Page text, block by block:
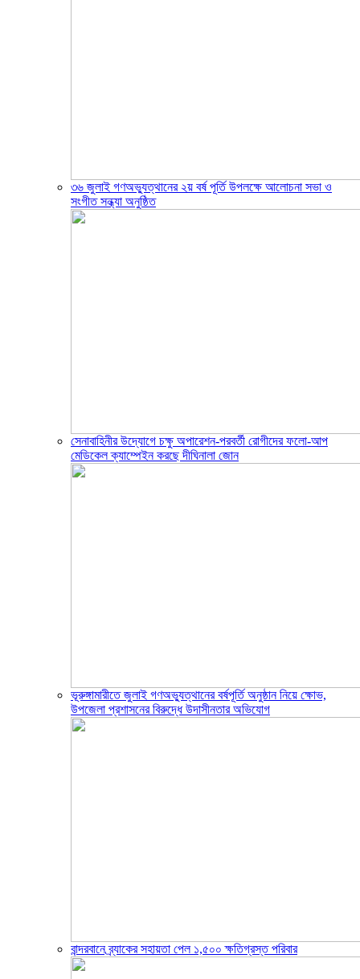
৩৬ জুলাই গণঅভ্যুত্থানের ২য় বর্ষ পূর্তি উপলক্ষে আলোচনা সভা ও
সংগীত সন্ধ্যা অনুষ্ঠিত
সেনাবাহিনীর উদ্যোগে চক্ষু অপারেশন-পরবর্তী রোগীদের ফলো-আপ
মেডিকেল ক্যাম্পেইন করছে দীঘিনালা জোন
ভূরুঙ্গামারীতে জুলাই গণঅভ্যুত্থানের বর্ষপূর্তি অনুষ্ঠান নিয়ে ক্ষোভ,
উপজেলা প্রশাসনের বিরুদ্ধে উদাসীনতার অভিযোগ
বান্দরবানে ব্র্যাকের সহায়তা পেল ১,৫০০ ক্ষতিগ্রস্ত পরিবার